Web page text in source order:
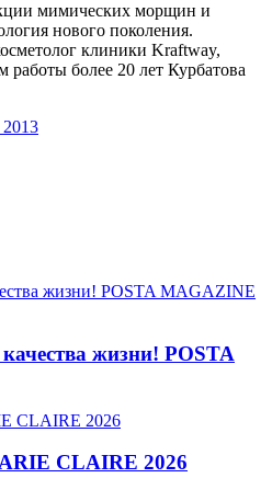
мимических морщин и
нового поколения.
клиники Kraftway,
работы более 20 лет Курбатова
жизни! POSTA
CLAIRE 2026